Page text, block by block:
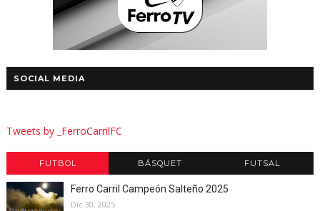
SOCIAL MEDIA
Tweets by _FerroCarrilFC
FUTBOL BÁSQUET FUTSAL
Ferro Carril Campeón Salteño 2025
Dic 30, 2025